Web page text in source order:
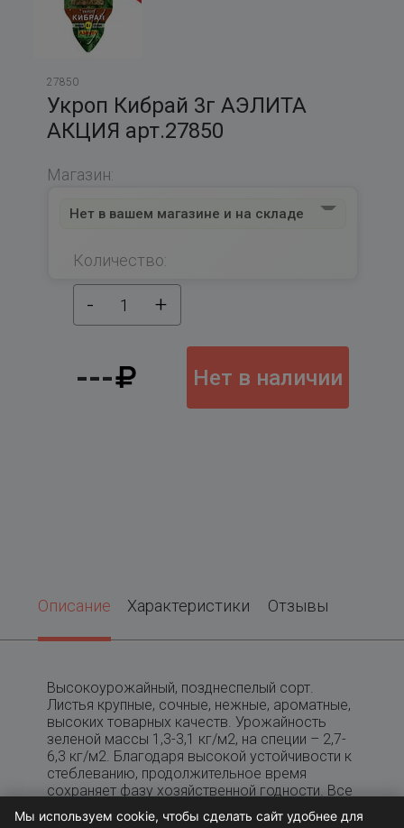
27850
Укроп Кибрай 3г АЭЛИТА
АКЦИЯ арт.27850
Магазин:
Нет в вашем магазине и на складе
Количество:
- 1 +
--- Нет в наличии
Описание Характеристики Отзывы
Высокоурожайный, позднеспелый сорт.
Листья крупные, сочные, нежные, ароматные,
высоких товарных качеств. Урожайность
зеленой массы 1,3-3,1 кг/м2, на специи – 2,7-
6,3 кг/м2. Благодаря высокой устойчивости к
стеблеванию, продолжительное время
сохраняет фазу хозяйственной годности. Все
надземные части растения содержат эфирные
Мы используем cookie, чтобы сделать сайт удобнее для